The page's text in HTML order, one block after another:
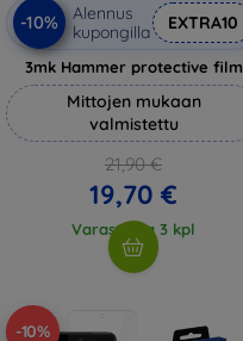
-10%
Alennus
kupongilla
EXTRA10
3mk Hammer protective film
Mittojen mukaan
valmistettu
21,90 €
19,70 €
Varastossa 3 kpl
-10%